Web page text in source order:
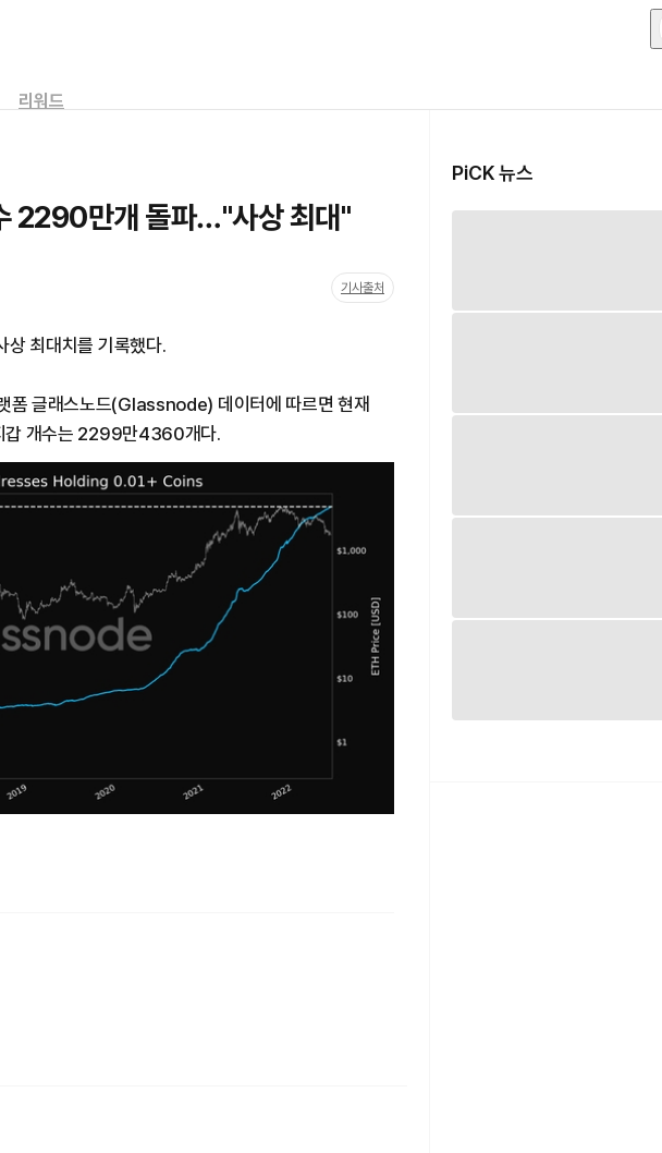
리워드
2290만개 돌파…"사상 최대"
기사출처
최대치를 기록했다.
폼 글래스노드(Glassnode) 데이터에 따르면 현재
갑 개수는 2299만4360개다.
PiCK 뉴스